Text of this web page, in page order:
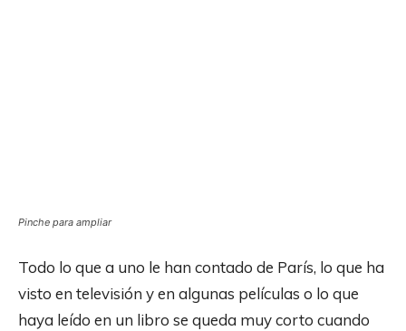
Pinche para ampliar
Todo lo que a uno le han contado de París, lo que ha
visto en televisión y en algunas películas o lo que
haya leído en un libro se queda muy corto cuando